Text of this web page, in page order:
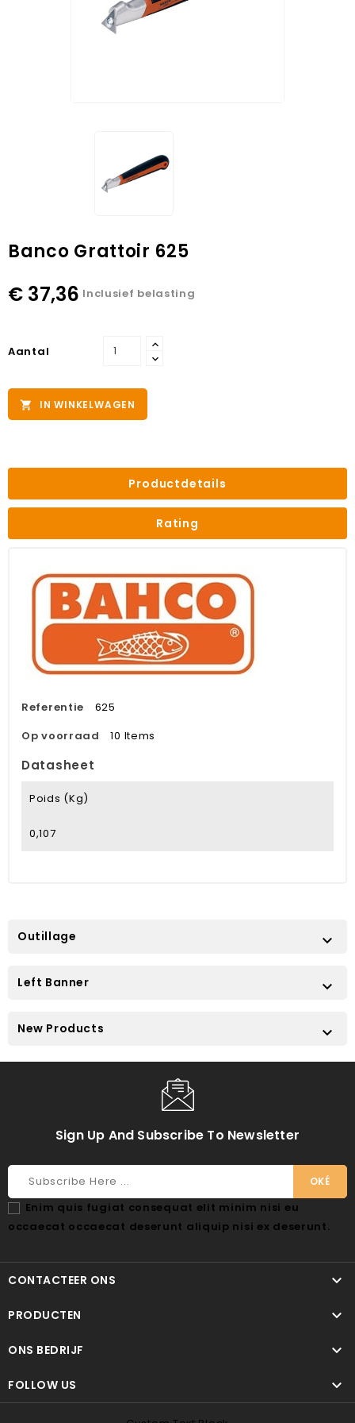
Banco Grattoir 625
€ 37,36 Inclusief belasting
Aantal
 IN WINKELWAGEN
Productdetails
Rating
Referentie
625
Op voorraad
10 Items
Datasheet
Poids (kg)
0,107
Outillage 
Left Banner 
New Products 
Sign Up And Subscribe To Newsletter
Enim quis fugiat consequat elit minim nisi eu
occaecat occaecat deserunt aliquip nisi ex deserunt.
CONTACTEER ONS 
PRODUCTEN 
ONS BEDRIJF 
FOLLOW US 